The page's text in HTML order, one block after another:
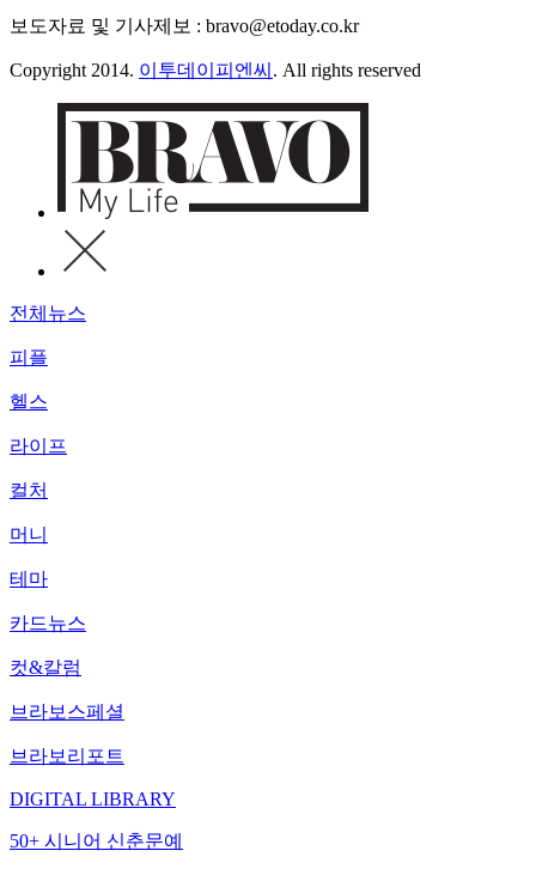
보도자료 및 기사제보 : bravo@etoday.co.kr
Copyright 2014. 이투데이피엔씨 . All rights reserved
전체뉴스
피플
헬스
라이프
컬처
머니
테마
카드뉴스
컷&칼럼
브라보스페셜
브라보리포트
DIGITAL LIBRARY
50+ 시니어 신춘문예